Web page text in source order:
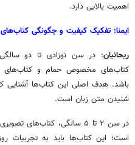
اهمیت بالایی دارد.
ایمنا: تفکیک کیفیت و چگونگی
ریحانیان: در سن نوزادی تا دو سالگی
کتاب‌های مخصوص حمام و کتاب‌های
باشد. هدف اصلی این کتاب‌ها
شنیدن متن زبان است.
در سن ۲ تا ۵ سالگی،
است؛ این کتاب‌ها باید به تجربیات